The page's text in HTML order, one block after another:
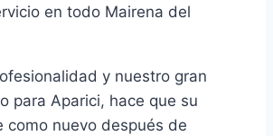
en todo Mairena del
y nuestro gran
para Aparici, hace que su
como nuevo después de